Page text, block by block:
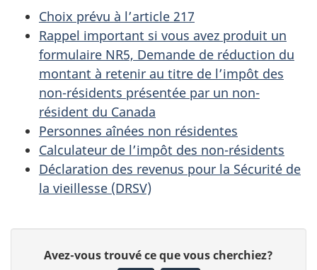
Choix prévu à l’article 217
Rappel important si vous avez produit un
formulaire NR5, Demande de réduction du
montant à retenir au titre de l’impôt des
non-résidents présentée par un non-
résident du Canada
Personnes aînées non résidentes
Calculateur de l’impôt des non-résidents
Déclaration des revenus pour la Sécurité de
la vieillesse (DRSV)
Avez-vous trouvé ce que vous cherchiez?